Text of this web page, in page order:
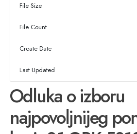
File Size
File Count
Create Date
Last Updated
Odluka o izboru
najpovoljnijeg